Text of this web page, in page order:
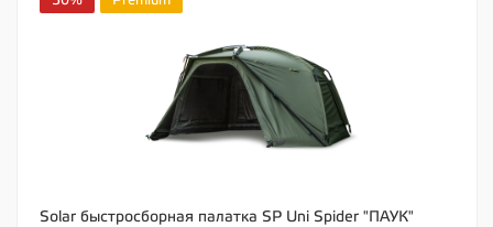
Solar быстросборная палатка SP Uni Spider "ПАУК"